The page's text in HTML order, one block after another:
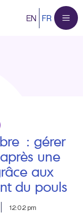
EN FR
: gérer
une
aux
du pouls
12:02 pm